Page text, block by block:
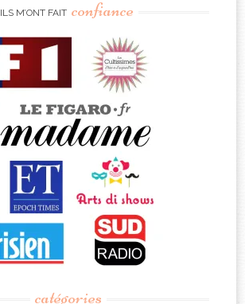
ILS M’ONT FAIT confiance
catégories